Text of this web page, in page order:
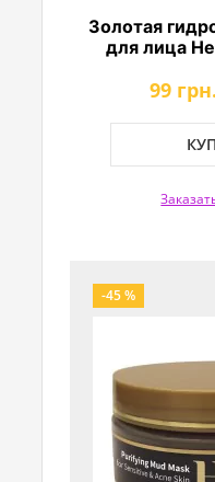
Золотая
для лица
99 грн.
-45 %